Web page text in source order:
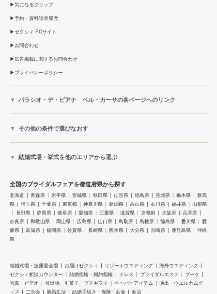
気になるクリップ
予約・資料請求履歴
ゼクシィ PCサイト
お問合わせ
広告掲載に関するお問合わせ
プライバシーポリシー
パラシオ・デ・ビアナ ベル・カーサの各ページへのリンク
その他の条件で選びなおす
結婚式場・挙式を他のエリアから選ぶ
全国のブライダルフェアを都道府県から探す
北海道 青森県 岩手県 宮城県 秋田県 山形県 福島県 茨城県 栃木県
群馬
県
埼玉県 千葉県 東京都 神奈川県 新潟県 富山県 石川県 福井県
山梨県
長野県
静岡県 岐阜県 愛知県 三重県 滋賀県 京都府 大阪府
兵庫県
奈良県
和歌山県 岡山県 広島県 山口県 鳥取県 島根県 徳島県 香川県
愛
媛県
高知県 福岡県 佐賀県 長崎県 熊本県 大分県 宮崎県 鹿児島県
沖縄
県
結婚式場・披露宴会場 お届けゼクシィ リゾートウエディング
海外ウエディング
ゼクシィ相談カウンター
結婚指輪・婚約指輪 ドレス ブライダルエステ
ブーケ
写真・ビデオ
引出物、引菓子、プチギフト ペーパーアイテム
演出・ウエルカムグ
ッズ
二次会 新婚生活 結婚手続き・保険・お金 新居